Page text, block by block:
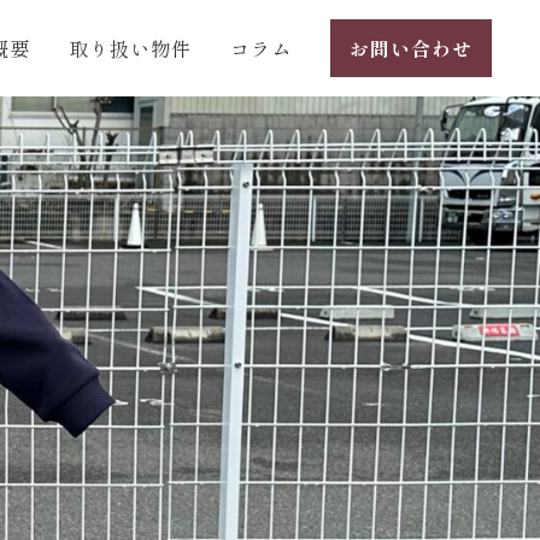
要 取り扱い物件 コラム お問い合わせ